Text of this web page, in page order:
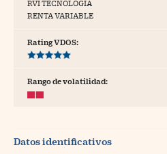
RVI TECNOLOGÍA
RENTA VARIABLE
Rating VDOS:
Rango de volatilidad:
Datos identificativos